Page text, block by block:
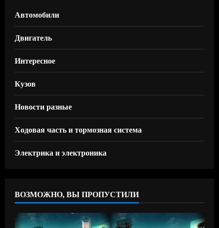
Автомобили
Двигатель
Интересное
Кузов
Новости разные
Ходовая часть и тормозная система
Электрика и электроника
ВОЗМОЖНО, ВЫ ПРОПУСТИЛИ